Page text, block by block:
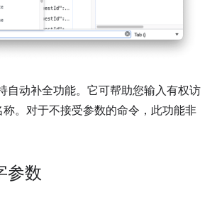
自动补全功能。它可帮助您输入有权访
。对于不接受参数的命令，此功能非
参数